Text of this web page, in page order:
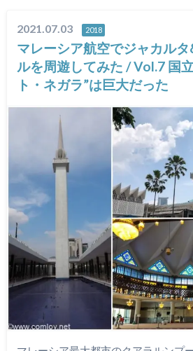
2021.07.03 2018
マレーシア航空でジャカル
ルを周遊してみた / Vol.7 国
ト・ネガラ”は巨大だった